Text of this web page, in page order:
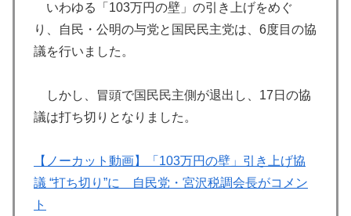
いわゆる「103万円の壁」の引き上げをめぐ
り、自民・公明の与党と国民民主党は、6度目の協
議を行いました。
しかし、冒頭で国民民主側が退出し、17日の協
議は打ち切りとなりました。
【ノーカット動画】「103万円の壁」引き上げ協
議 “打ち切り”に 自民党・宮沢税調会長がコメン
ト